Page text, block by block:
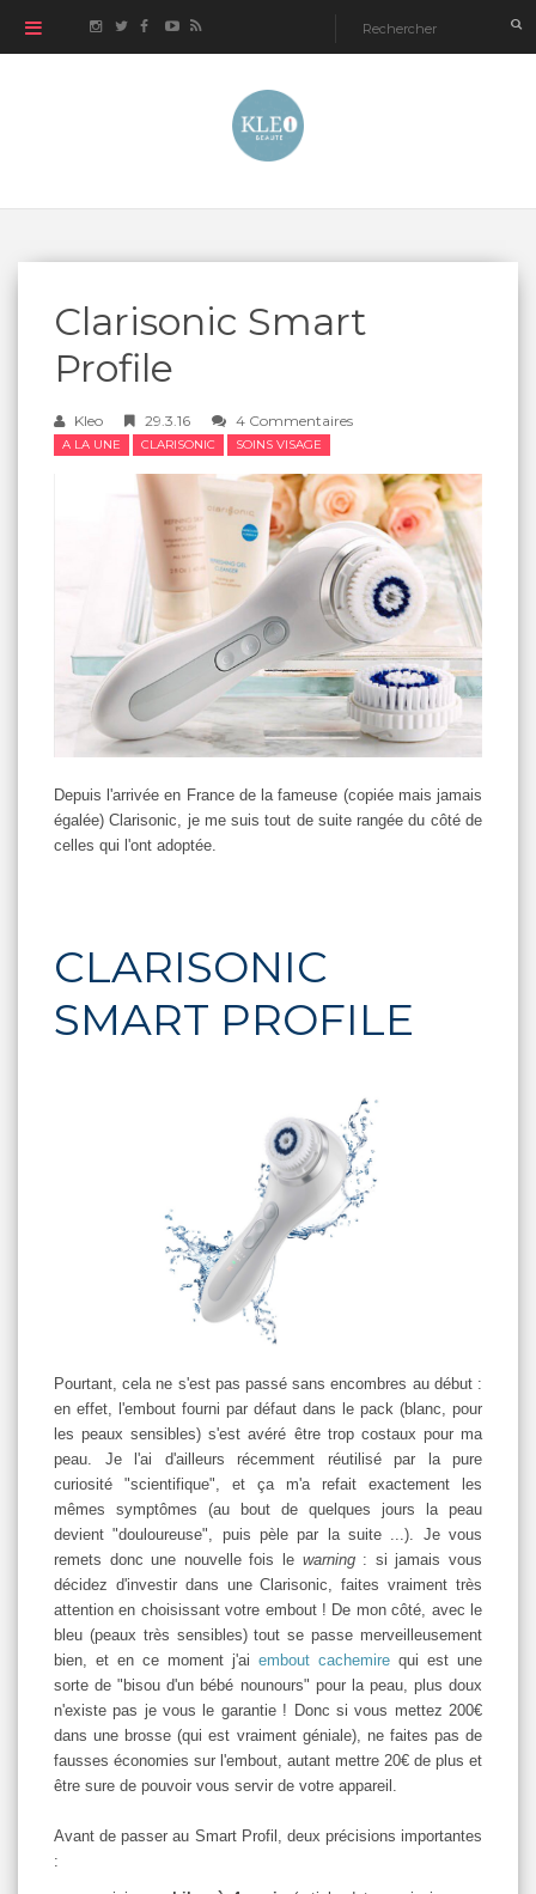
Clarisonic Smart
Profile
Kleo 29.3.16 4 Commentaires
A LA UNE CLARISONIC SOINS VISAGE
Depuis l'arrivée en France de la fameuse (copiée mais jamais
égalée) Clarisonic, je me suis tout de suite rangée du côté de
celles qui l'ont adoptée.
CLARISONIC
SMART PROFILE
Pourtant, cela ne s'est pas passé sans encombres au début :
en effet, l'embout fourni par défaut dans le pack (blanc, pour
les peaux sensibles) s'est avéré être trop costaux pour ma
peau. Je l'ai d'ailleurs récemment réutilisé par la pure
curiosité "scientifique", et ça m'a refait exactement les
mêmes symptômes (au bout de quelques jours la peau
devient "douloureuse", puis pèle par la suite ...). Je vous
remets donc une nouvelle fois le warning: si jamais vous
décidez d'investir dans une Clarisonic, faites vraiment très
attention en choisissant votre embout ! De mon côté, avec le
bleu (peaux très sensibles) tout se passe merveilleusement
bien, et en ce moment j'ai embout cachemire qui est une
sorte de "bisou d'un bébé nounours" pour la peau, plus doux
n'existe pas je vous le garantie ! Donc si vous mettez 200€
dans une brosse (qui est vraiment géniale), ne faites pas de
fausses économies sur l'embout, autant mettre 20€ de plus et
être sure de pouvoir vous servir de votre appareil.
Avant de passer au Smart Profil, deux précisions importantes
: